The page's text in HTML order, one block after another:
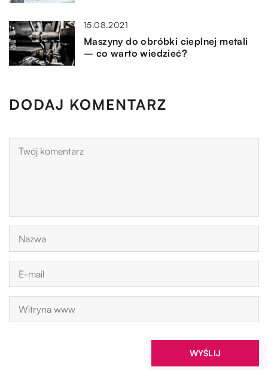
15.08.2021
Maszyny do obróbki cieplnej metali
– co warto wiedzieć?
DODAJ KOMENTARZ